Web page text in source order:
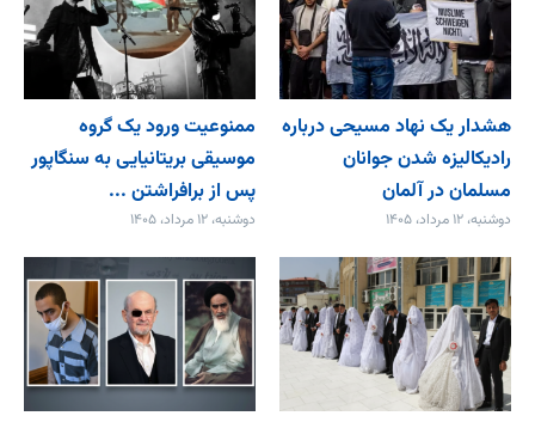
هشدار یک نهاد مسیحی درباره
رادیکالیزه شدن جوانان
مسلمان در آلمان
دوشنبه، ۱۲ مرداد، ۱۴۰۵
ممنوعیت ورود یک گروه
موسیقی بریتانیایی به سنگاپور
پس از برافراشتن ...
دوشنبه، ۱۲ مرداد، ۱۴۰۵